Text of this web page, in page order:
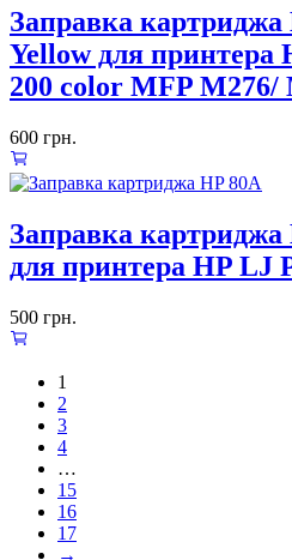
Заправка картриджа
Yellow для принтера
200 color MFP M276/
600 грн.
Заправка картриджа
для принтера HP LJ
500 грн.
1
2
3
4
…
15
16
17
→